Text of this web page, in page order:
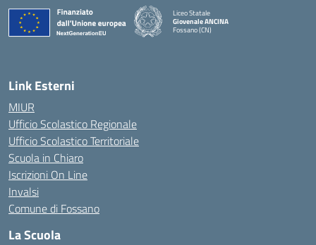
Liceo Statale
Giovenale ANCINA
Fossano (CN)
Link Esterni
MIUR
Ufficio Scolastico Regionale
Ufficio Scolastico Territoriale
Scuola in Chiaro
Iscrizioni On Line
Invalsi
Comune di Fossano
La Scuola